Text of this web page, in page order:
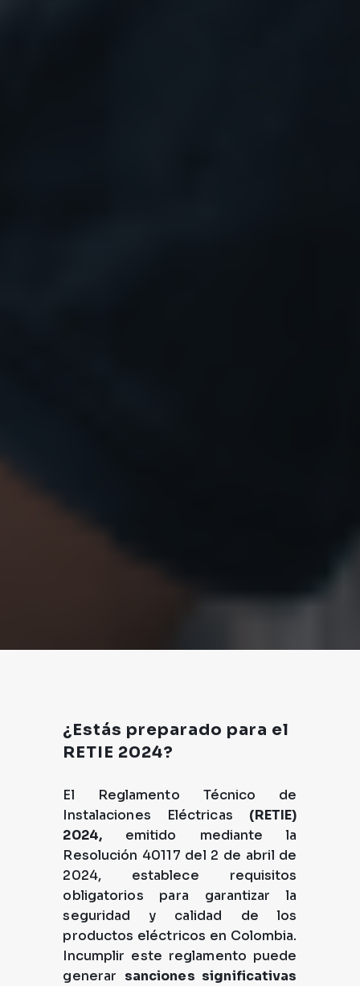
¿Estás preparado para el
RETIE 2024?
El Reglamento Técnico de
Instalaciones Eléctricas (RETIE)
2024,emitido mediante la
Resolución 40117 del 2 de abril de
2024, establece requisitos
obligatorios para garantizar la
seguridad y calidad de los
productos eléctricos en Colombia.
Incumplir este reglamento puede
generar sanciones significativas